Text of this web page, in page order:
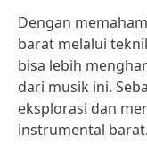
Dengan
barat melalui
bisa lebih
dari musik ini.
eksplorasi dan
instrumental barat.